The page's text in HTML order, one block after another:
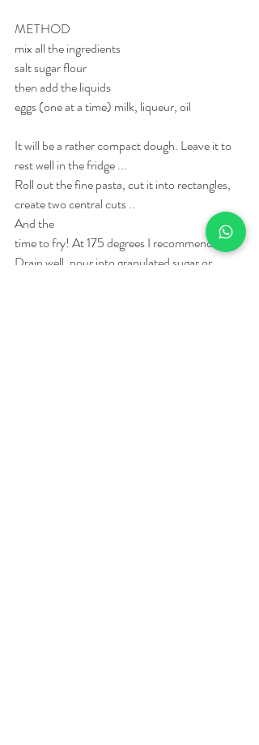
METHOD
mix all the ingredients
salt sugar flour
then add the liquids
eggs (one at a time) milk, liqueur, oil
It will be a rather compact dough. Leave it to
rest well in the fridge ...
Roll out the fine pasta, cut it into rectangles,
create two central cuts ..
And the
time to fry! At 175 degrees I recommend!
Drain well, pour into granulated sugar or